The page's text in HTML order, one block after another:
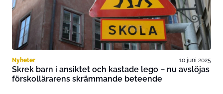
Nyheter 10 juni 2025
Skrek barn i ansiktet och kastade lego – nu avslöjas
förskollärarens skrämmande beteende